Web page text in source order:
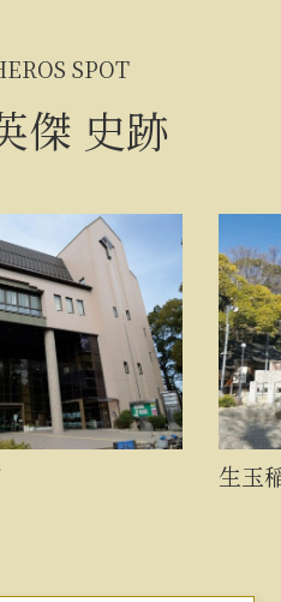
SPOT
傑 史跡
生玉